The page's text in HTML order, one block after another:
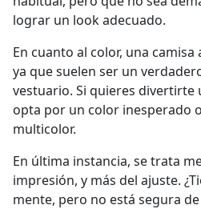
lograr un look adecuado.
En cuanto al color, una
ya que suelen ser un
vestuario. Si quieres divertirte
opta por un color inesperado
multicolor.
En última instancia, se trata
impresión, y más del ajuste.
mente, pero no está segura